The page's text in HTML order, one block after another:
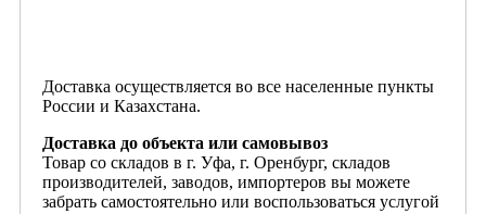
Доставка осуществляется во все населенные пункты
России и Казахстана.
Доставка до объекта или самовывоз
Товар со складов в г. Уфа, г. Оренбург, складов
производителей, заводов, импортеров вы можете
забрать самостоятельно или воспользоваться услугой